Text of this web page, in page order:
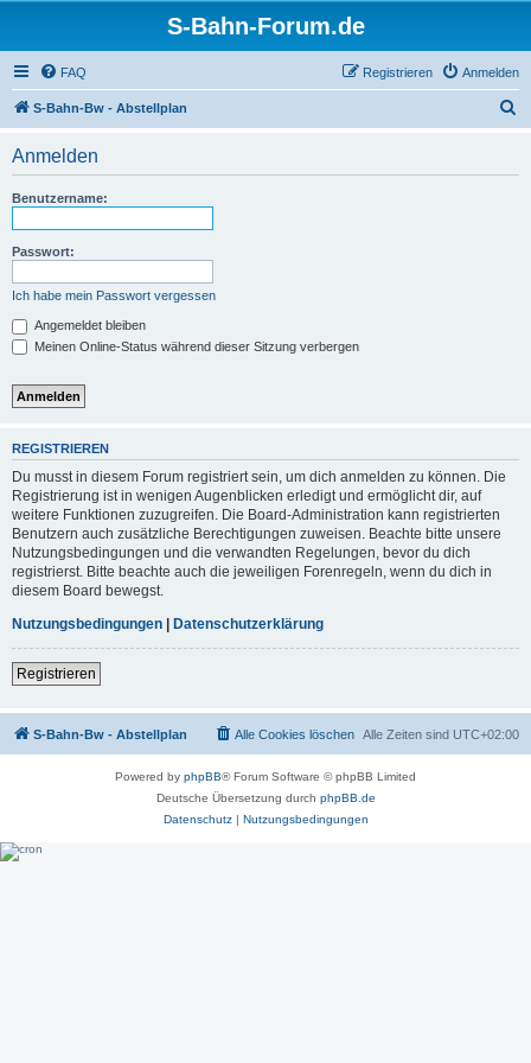
S-Bahn-Forum.de
FAQ Anmelden
Registrieren
S-Bahn-Bw - Abstellplan
Anmelden
Benutzername:
Passwort:
Ich habe mein Passwort vergessen
Angemeldet bleiben
Meinen Online-Status während dieser Sitzung verbergen
REGISTRIEREN
Du musst in diesem Forum registriert sein, um dich anmelden zu können. Die
Registrierung ist in wenigen Augenblicken erledigt und ermöglicht dir, auf
weitere Funktionen zuzugreifen. Die Board-Administration kann registrierten
Benutzern auch zusätzliche Berechtigungen zuweisen. Beachte bitte unsere
Nutzungsbedingungen und die verwandten Regelungen, bevor du dich
registrierst. Bitte beachte auch die jeweiligen Forenregeln, wenn du dich in
diesem Board bewegst.
Nutzungsbedingungen | Datenschutzerklärung
Registrieren
S-Bahn-Bw - Abstellplan Alle Zeiten sind UTC+02:00
Alle Cookies löschen
Powered by phpBB® Forum Software © phpBB Limited
Deutsche Übersetzung durch phpBB.de
Datenschutz| Nutzungsbedingungen